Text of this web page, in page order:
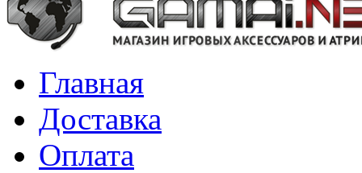
Главная
Доставка
Оплата